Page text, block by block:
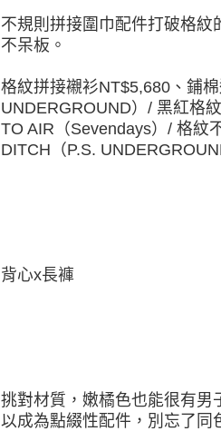
不規則拼接圍巾配件打破格
不呆板。
格紋拼接襯衫NT$5,680、鋪
UNDERGROUND）/ 黑紅格
TO AIR（Sevendays）/ 格紋
DITCH（P.S.
背心x長褲
挑對材質，嫩橘色也能很有男
以成為點綴性配件，別忘了同